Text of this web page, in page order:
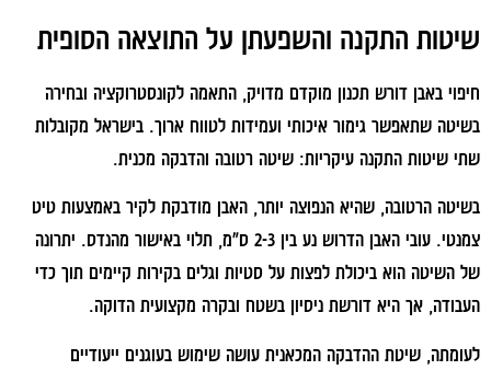
שיטות התקנה והשפעתן על התוצאה הסופית
חיפוי באבן דורש תכנון מוקדם מדויק, התאמה לקונסטרוקציה ובחירה
בשיטה שתאפשר גימור איכותי ועמידות לטווח ארוך. בישראל מקובלות
שתי שיטות התקנה עיקריות: שיטה רטובה והדבקה מכנית.
בשיטה הרטובה, שהיא הנפוצה יותר, האבן מודבקת לקיר באמצעות טיט
צמנטי. עובי האבן הדרוש נע בין 2-3 ס"מ, תלוי באישור מהנדס. יתרונה
של השיטה הוא ביכולת לפצות על סטיות וגלים בקירות קיימים תוך כדי
העבודה, אך היא דורשת ניסיון בשטח ובקרה מקצועית הדוקה.
לעומתה, שיטת ההדבקה המכאנית עושה שימוש בעוגנים ייעודיים